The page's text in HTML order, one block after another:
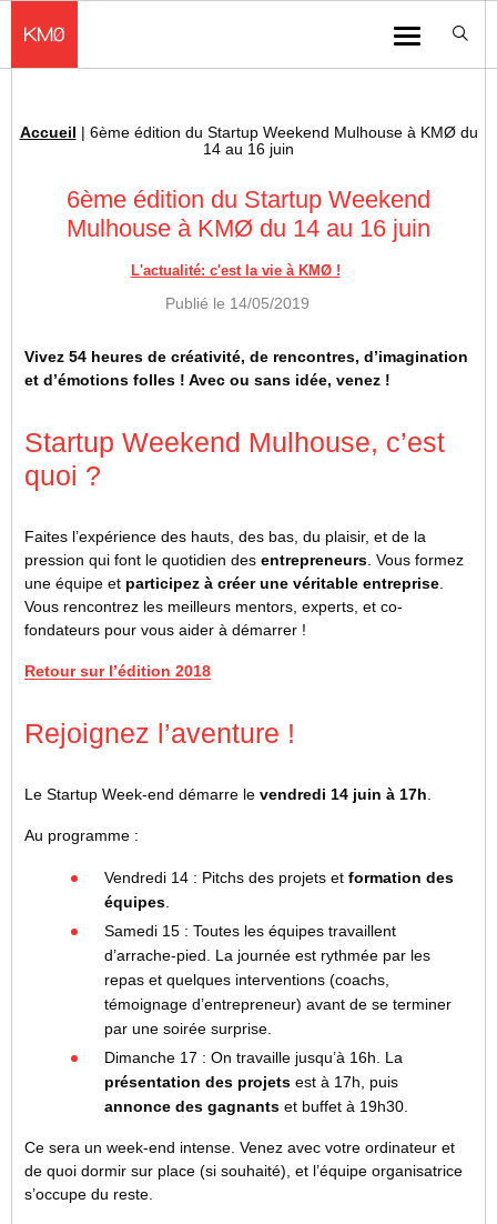
Menu
Fil d'Ariane :
Accueil | 6ème édition du Startup Weekend Mulhouse à KMØ du
14 au 16 juin
6ème édition du Startup Weekend
Mulhouse à KMØ du 14 au 16 juin
L'actualité: c'est la vie à KMØ !
Publié le 14/05/2019
Vivez 54 heures de créativité, de rencontres, d’imagination
et d’émotions folles ! Avec ou sans idée, venez !
Startup Weekend Mulhouse, c’est
quoi ?
Faites l’expérience des hauts, des bas, du plaisir, et de la
pression qui font le quotidien des entrepreneurs . Vous formez
une équipe et participez à créer une véritable entreprise
Vous rencontrez les meilleurs mentors, experts, et co-
fondateurs pour vous aider à démarrer !
Retour sur l’édition 2018
Rejoignez l’aventure !
Le Startup Week-end démarre le vendredi 14 juin à 17h
Au programme :
Vendredi 14 : Pitchs des projets et formation des
équipes
Samedi 15 : Toutes les équipes travaillent
d’arrache-pied. La journée est rythmée par les
repas et quelques interventions (coachs,
témoignage d’entrepreneur) avant de se terminer
par une soirée surprise.
Dimanche 17 : On travaille jusqu’à 16h. La
présentation des projets est à 17h, puis
annonce des gagnants et buffet à 19h30.
Ce sera un week-end intense. Venez avec votre ordinateur et
de quoi dormir sur place (si souhaité), et l’équipe organisatrice
s’occupe du reste.